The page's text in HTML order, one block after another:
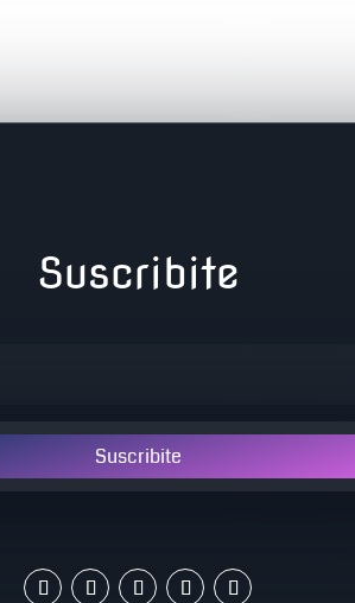
Suscribite
Suscribite